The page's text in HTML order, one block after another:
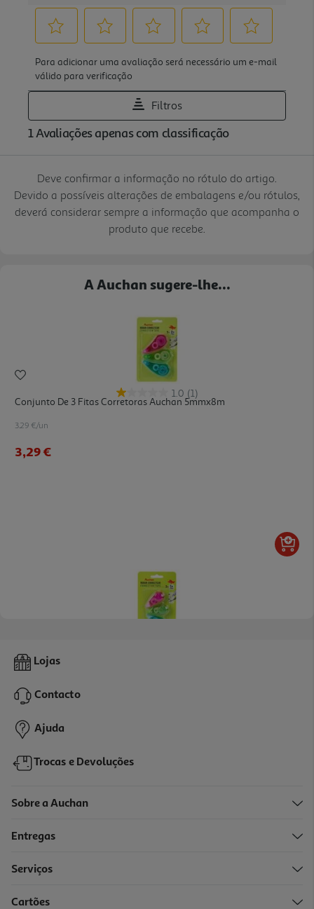
Deve confirmar a informação no rótulo do artigo.
Devido a possíveis alterações de embalagens e/ou rótulos,
deverá considerar sempre a informação que acompanha o
produto que recebe.
A Auchan sugere-lhe...
1.0 (1)
Conjunto De 3 Fitas Corretoras Auchan 5mmx8m
3.29 €/un
3,29 €
Conjunto De 3 Mini Fitas Corretoras Auchan 5mmx5m
3,49 €
-20%
Lojas
Contacto
Ajuda
Trocas e Devoluções
Sobre a Auchan
Entregas
Serviços
Cartões